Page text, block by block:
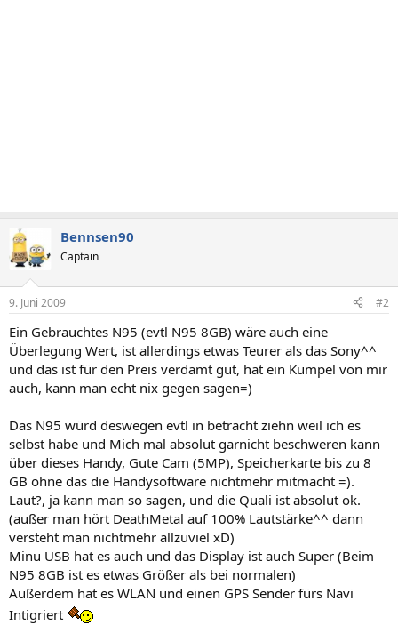
Bennsen90
Captain
9. Juni 2009 #2
Ein Gebrauchtes N95 (evtl N95 8GB) wäre auch eine
Überlegung Wert, ist allerdings etwas Teurer als das Sony^^
und das ist für den Preis verdamt gut, hat ein Kumpel von mir
auch, kann man echt nix gegen sagen=)
Das N95 würd deswegen evtl in betracht ziehn weil ich es
selbst habe und Mich mal absolut garnicht beschweren kann
über dieses Handy, Gute Cam (5MP), Speicherkarte bis zu 8
GB ohne das die Handysoftware nichtmehr mitmacht =).
Laut?, ja kann man so sagen, und die Quali ist absolut ok.
(außer man hört DeathMetal auf 100% Lautstärke^^ dann
versteht man nichtmehr allzuviel xD)
Minu USB hat es auch und das Display ist auch Super (Beim
N95 8GB ist es etwas Größer als bei normalen)
Außerdem hat es WLAN und einen GPS Sender fürs Navi
Intigriert